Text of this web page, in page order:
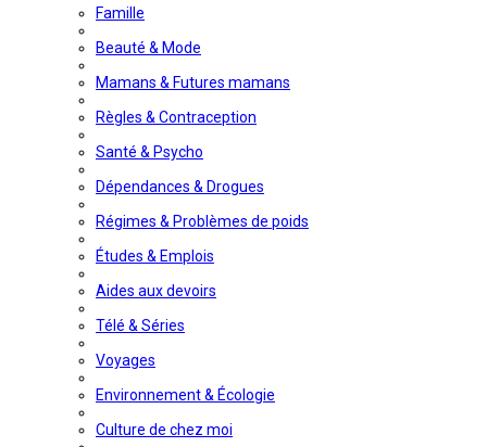
Famille
Beauté & Mode
Mamans & Futures mamans
Règles & Contraception
Santé & Psycho
Dépendances & Drogues
Régimes & Problèmes de poids
Études & Emplois
Aides aux devoirs
Télé & Séries
Voyages
Environnement & Écologie
Culture de chez moi